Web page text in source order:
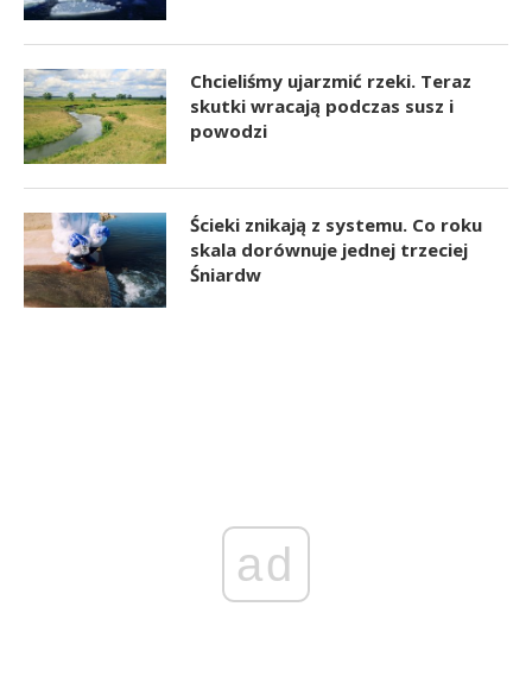
Chcieliśmy ujarzmić rzeki. Teraz
skutki wracają podczas susz i
powodzi
Ścieki znikają z systemu. Co roku
skala dorównuje jednej trzeciej
Śniardw
ad